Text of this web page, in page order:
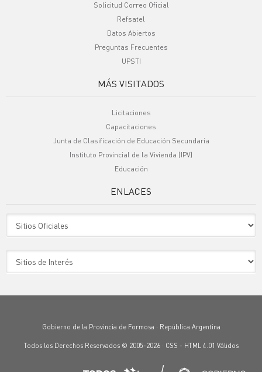
Solicitud Correo Oficial
Refsatel
Datos Abiertos
Preguntas Frecuentes
UPSTI
MÁS VISITADOS
Licitaciones
Capacitaciones
Junta de Clasificación de Educación Secundaria
Instituto Provincial de la Vivienda (IPV)
Educación
ENLACES
Gobierno de la Provincia de Formosa · República Argentina
Todos los Derechos Reservados © 2005-2026 · CSS - HTML 4.01 Válidos